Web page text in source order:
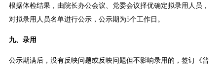
根据体检结果，由院长办公会议、党委会议择优确定拟录用人员，
对拟录用人员名单进行公示，公示期为5个工作日。
九、录用
公示期满后，没有反映问题或反映问题但不影响录用的，签订《普